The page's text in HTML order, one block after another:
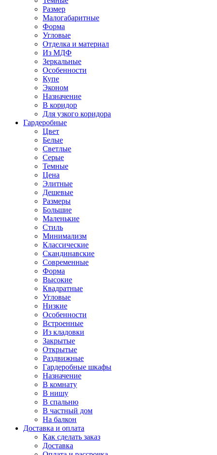
Размер
Малогабаритные
Форма
Угловые
Отделка и материал
Из МДФ
Зеркальные
Особенности
Купе
Эконом
Назначение
В коридор
Для узкого коридора
Гардеробные
Цвет
Белые
Светлые
Серые
Темные
Цена
Элитные
Дешевые
Размеры
Большие
Маленькие
Стиль
Минимализм
Классические
Скандинавские
Современные
Форма
Высокие
Квадратные
Угловые
Низкие
Особенности
Встроенные
Из кладовки
Закрытые
Открытые
Раздвижные
Гардеробные шкафы
Назначение
В комнату
В нишу
В спальню
В частный дом
На балкон
Доставка и оплата
Как сделать заказ
Доставка